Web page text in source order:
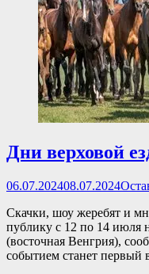
Дни верховой
Опубликовано
06.07.202408.07.2024
Скачки, шоу жеребят и
публику с 12 по 14 июля
(восточная Венгрия),
событием станет первый